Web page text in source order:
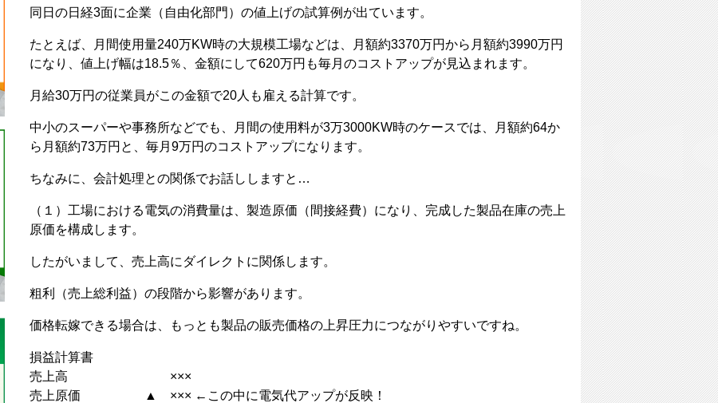
同日の日経3面に企業（自由化部門）の値上げの試算例が出ています。
たとえば、月間使用量240万KW時の大規模工場などは、月額約3370万円から月額約3990万円
になり、値上げ幅は18.5％、金額にして620万円も毎月のコストアップが見込まれます。
月給30万円の従業員がこの金額で20人も雇える計算です。
中小のスーパーや事務所などでも、月間の使用料が3万3000KW時のケースでは、月額約64か
ら月額約73万円と、毎月9万円のコストアップになります。
ちなみに、会計処理との関係でお話ししますと…
（１）工場における電気の消費量は、製造原価（間接経費）になり、完成した製品在庫の売上
原価を構成します。
したがいまして、売上高にダイレクトに関係します。
粗利（売上総利益）の段階から影響があります。
価格転嫁できる場合は、もっとも製品の販売価格の上昇圧力につながりやすいですね。
損益計算書
売上高 ×××
売上原価 ▲ ××× ←この中に電気代アップが反映！